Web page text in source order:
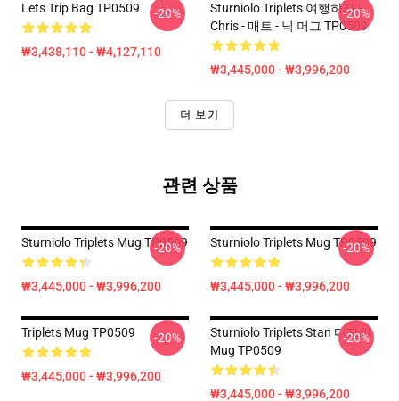
Lets Trip Bag TP0509
₩3,438,110 - ₩4,127,110
-20%
Sturniolo Triplets 여행하자 -
Chris - 매트 - 닉 머그 TP0509
₩3,445,000 - ₩3,996,200
-20%
더 보기
관련 상품
Sturniolo Triplets Mug TP0509
₩3,445,000 - ₩3,996,200
-20% Sturniolo Triplets Mug TP0509
₩3,445,000 - ₩3,996,200
-20%
Triplets Mug TP0509
₩3,445,000 - ₩3,996,200
-20%
Sturniolo Triplets Stan 디자인
Mug TP0509
₩3,445,000 - ₩3,996,200
-20%